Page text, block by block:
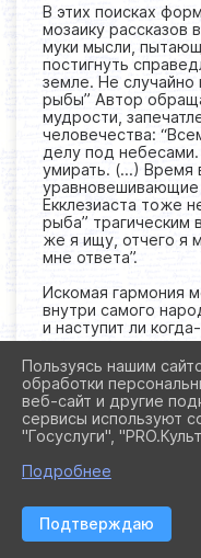
В этих поисках
мозаику рассказов
муки мысли,
постигнуть
земле. Не случайно
рыбы” Автор
мудрости,
человечества:
делу под
умирать. (…) Время
Екклезиаста тоже
рыба” трагическим
же я ищу, отчего я
мне ответа”.
Искомая гармония
внутри самого
и наступит ли
Однако проблема
оставаться самой
размышлениях
С наибольшей
двух, почти
произведениях — в
который увидел
“Нового мира” за
детектив”,
Пользуясь нашим
обработки
веб-сайт и другие
сервисы используют
"Госуслуги",
Подробнее
Подтверждаю